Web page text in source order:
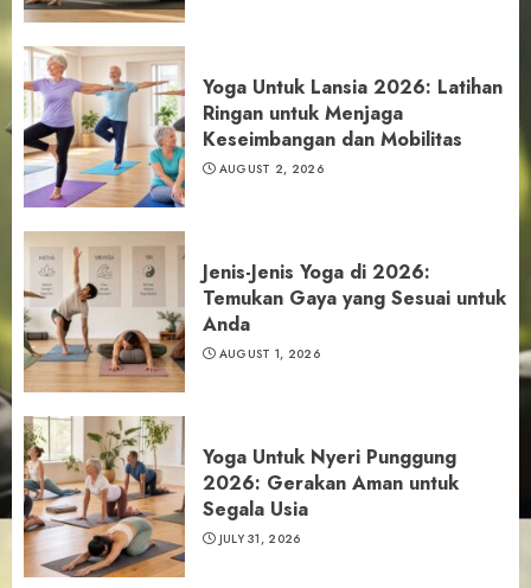
Yoga Untuk Lansia 2026: Latihan
Ringan untuk Menjaga
Keseimbangan dan Mobilitas
AUGUST 2, 2026
Jenis-Jenis Yoga di 2026:
Temukan Gaya yang Sesuai untuk
Anda
AUGUST 1, 2026
Yoga Untuk Nyeri Punggung
2026: Gerakan Aman untuk
Segala Usia
JULY 31, 2026